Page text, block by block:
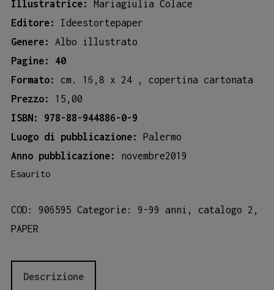
Illustratrice: Mariagiulia Colace
Editore: Ideestortepaper
Genere: Albo illustrato
Pagine: 40
Formato: cm. 16,8 x 24 , copertina cartonata
Prezzo: 15,00
ISBN: 978-88-944886-0-9
Luogo di pubblicazione: Palermo
Anno pubblicazione: novembre2019
Esaurito
COD: 906595 Categorie: 9-99 anni , catalogo 2 ,
PAPER
Descrizione